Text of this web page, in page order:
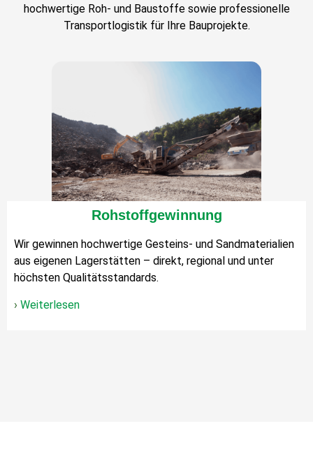
hochwertige Roh- und Baustoffe sowie professionelle
Transportlogistik für Ihre Bauprojekte.​
Rohstoffgewinnung
​Wir gewinnen hochwertige Gesteins- und Sandmaterialien
aus eigenen Lagerstätten – direkt, regional und unter
höchsten Qualitätsstandards.
› Weiterlesen